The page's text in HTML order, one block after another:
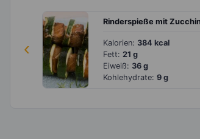
‹ Kalorien: 384 kcal
Fett: 21 g
Eiweiß: 36 g
Kohlehydrate: 9 g